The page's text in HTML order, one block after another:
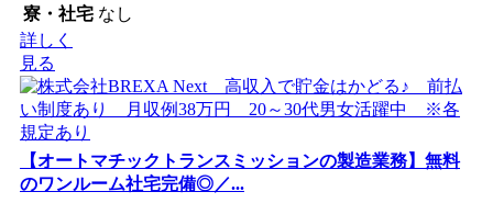
寮・社宅 なし
詳しく
見る
【オートマチックトランスミッションの製造業務】無料
のワンルーム社宅完備◎／...